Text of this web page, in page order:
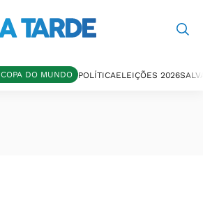
COPA DO MUNDO POLÍTICAELEIÇÕES 2026